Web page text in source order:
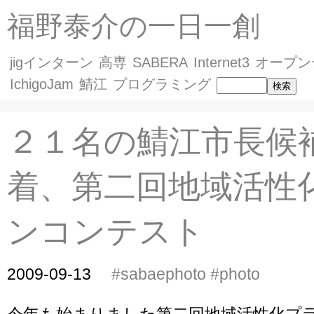
福野泰介の一日一創
jigインターン 高専 SABERA Internet3 オープ
IchigoJam 鯖江 プログラミング
２１名の鯖江市長候
着、第二回地域活性
ンコンテスト
2009-09-13 #sabaephoto #photo